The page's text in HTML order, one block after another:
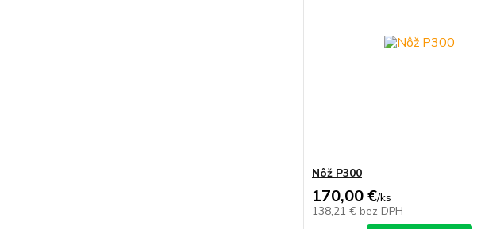
Nôž P300
170,00 €/ks
138,21 € bez DPH